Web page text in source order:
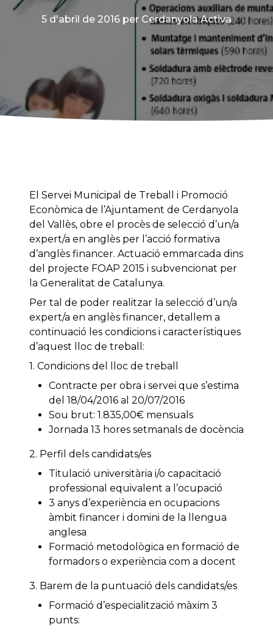
5 d'abril de 2016 per Cerdanyola Activa
El Servei Municipal de Treball i Promoció
Econòmica de l’Ajuntament de Cerdanyola
del Vallès, obre el procès de selecció d’un/a
expert/a en anglès per l’acció formativa
d’anglès financer. Actuació emmarcada dins
del projecte FOAP 2015 i subvencionat per
la Generalitat de Catalunya.
Per tal de poder realitzar la selecció d’un/a
expert/a en anglès financer, detallem a
continuació les condicions i característiques
d’aquest lloc de treball:
1. Condicions del lloc de treball
Contracte per obra i servei que s’estima
del 18/04/2016 al 20/07/2016
Sou brut: 1.835,00€ mensuals
Jornada 13 hores setmanals de docència
2. Perfil dels candidats/es
Titulació universitària i/o capacitació
professional equivalent a l’ocupació
3 anys d’experiència en ocupacions
àmbit financer i domini de la llengua
anglesa
Formació metodològica en formació de
formadors o experiència com a docent
3. Barem de la puntuació dels candidats/es
Formació d’especialització màxim 3
punts: